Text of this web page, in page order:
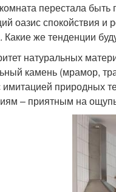
перестала
оазис спокойствия
Какие же тенденции
натуральных
камень (мрамор,
имитацией природных
– приятным на ощупь